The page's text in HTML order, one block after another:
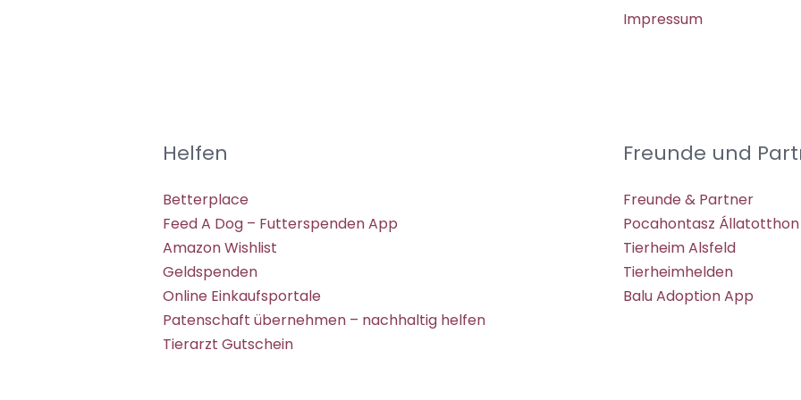
Impressum
Helfen
Betterplace
Feed A Dog – Futterspenden App
Amazon Wishlist
Geldspenden
Online Einkaufsportale
Patenschaft übernehmen – nachhaltig helfen
Tierarzt Gutschein
Freunde und
Freunde & Partner
Pocahontasz Állatotthon
Tierheim Alsfeld
Tierheimhelden
Balu Adoption App